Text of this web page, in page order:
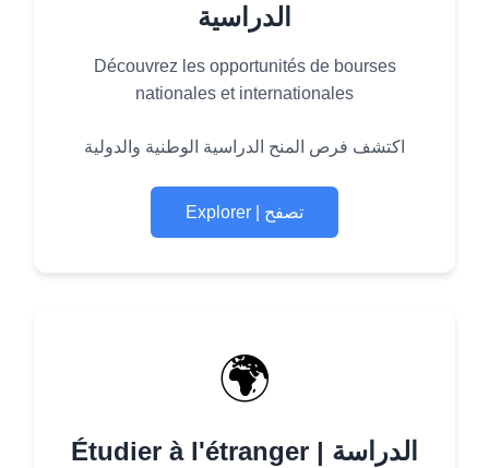
الدراسية
Découvrez les opportunités de bourses
nationales et internationales
اكتشف فرص المنح الدراسية الوطنية والدولية
Explorer | تصفح
🌍
Étudier à l'étranger | الدراسة